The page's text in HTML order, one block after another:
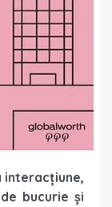
interacțiune,
bucurie și